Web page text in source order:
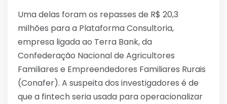
Uma delas foram os repasses de R$ 20,3
milhões para a Plataforma Consultoria,
empresa ligada ao Terra Bank, da
Confederação Nacional de Agricultores
Familiares e Empreendedores Familiares Rurais
(Conafer). A suspeita dos investigadores é de
que a fintech seria usada para operacionalizar